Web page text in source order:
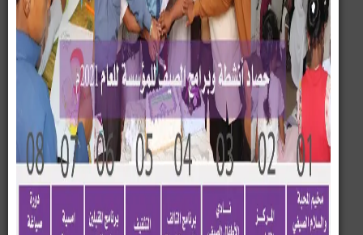
مؤسسة بسمة لتنمية الطفل
والمرأة تختتم فعاليات منافسة
بسمة التطوع